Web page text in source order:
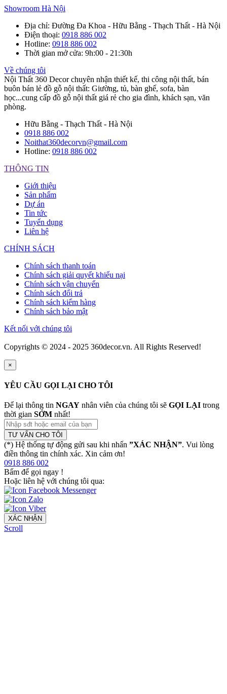
Showroom Hà Nội
Địa chỉ: Đường Đa Khoa - Hữu Bằng - Thạch Thất - Hà Nội
Điện thoại: 0918 886 002
Hotline: 0918 886 002
Thời gian mở cửa: 9h:00 - 21:30h
Về chúng tôi
Nội Thất 360 Decor chuyên nhận thiết kế, thi công nội thất, bán
buôn bán lẻ đồ gỗ nội thất: Giường, tủ, bàn ghế, sofa, bàn
học...cung cấp đồ gỗ nội thất giá rẻ cho gia đình, khách sạn, văn
phòng.
Hữu Bằng - Thạch Thất - Hà Nội
0918 886 002
Noithat360decorvn@gmail.com
Hotline: 0918 886 002
THÔNG TIN
Giới thiệu
Sản phẩm
Dự án
Tin tức
Tuyển dụng
Liên hệ
CHÍNH SÁCH
Chính sách thanh toán
Chính sách giải quyết khiếu nại
Chính sách vận chuyển
Chính sách đổi trả
Chính sách kiểm hàng
Chính sách bảo mật
Kết nối với chúng tôi
Copyrights © 2024 - 2025 360decor.vn. All Rights Reserved!
×
YÊU CẦU GỌI LẠI CHO TÔI
Để lại thông tin NGAY nhân viên của chúng tôi sẽ GỌI LẠI trong
thời gian SỚM nhất!
TƯ VẤN CHO TÔI
(*) Hệ thống tự động gửi sau khi nhấn ”XÁC NHẬN”. Vui lòng
điền thông tin chính xác. Xin cảm ơn!
0918 886 002
Bấm để gọi ngay !
Hoặc liên hệ với chúng tôi qua:
XÁC NHẬN
Scroll